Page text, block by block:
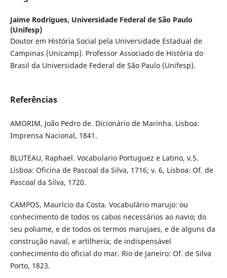
Jaime Rodrigues, Universidade Federal de São Paulo
(Unifesp)
Doutor em História Social pela Universidade Estadual de
Campinas (Unicamp). Professor Associado de História do
Brasil da Universidade Federal de São Paulo (Unifesp).
Referências
AMORIM, João Pedro de. Dicionário de Marinha. Lisboa:
Imprensa Nacional, 1841.
BLUTEAU, Raphael. Vocabulario Portuguez e Latino, v.5.
Lisboa: Oficina de Pascoal da Silva, 1716; v. 6, Lisboa: Of. de
Pascoal da Silva, 1720.
CAMPOS, Maurício da Costa. Vocabulário marujo: ou
conhecimento de todos os cabos necessários ao navio; do
seu poliame, e de todos os termos marujaes, e de alguns da
construção naval, e artilheria; de indispensável
conhecimento do oficial do mar. Rio de Janeiro: Of. de Silva
Porto, 1823.